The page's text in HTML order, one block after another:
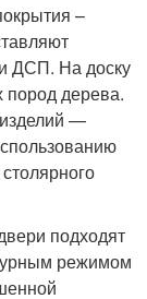
–
ДСП. На доску
пород дерева.
—
подходят
режимом